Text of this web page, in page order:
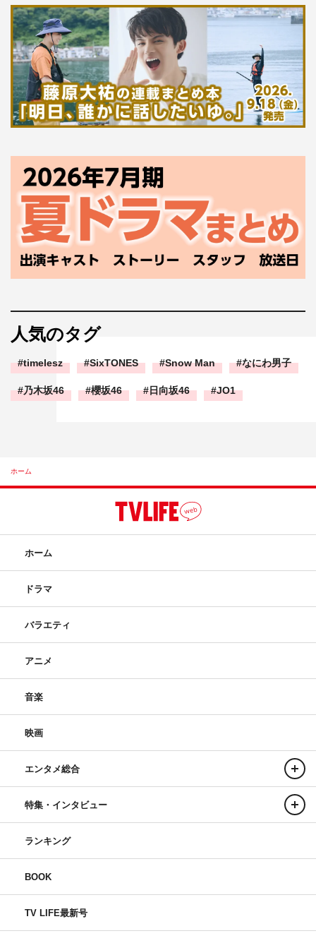
人気のタグ
timelesz SixTONES Snow Man なにわ男子
乃木坂46 櫻坂46 日向坂46 JO1
ホーム
ホーム
ドラマ
バラエティ
アニメ
音楽
映画
エンタメ総合
特集・インタビュー
ランキング
BOOK
TV LIFE最新号